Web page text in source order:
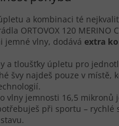
a kombinaci té
ORTOVOX 120 MERINO
jemné vlny, dodává extra
a tloušťky úpletu pro
švy najdeš pouze v
vlny jemnosti 16,5
při sportu – rychlé